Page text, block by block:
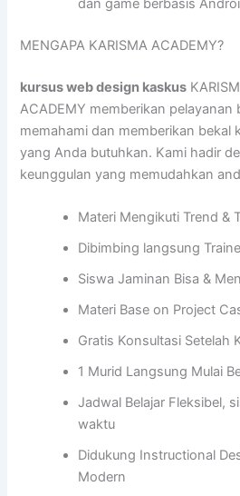
dan game berbasis
MENGAPA KARISMA ACADEMY?
kursus web design kaskus
ACADEMY memberikan pelayanan
memahami dan memberikan bekal
yang Anda butuhkan. Kami hadir
keunggulan yang memudahkan
Materi Mengikuti Trend &
Dibimbing langsung
Siswa Jaminan Bisa &
Materi Base on Project
Gratis Konsultasi Setelah
1 Murid Langsung Mulai
Jadwal Belajar Fleksibel,
waktu
Didukung Instructional
Modern